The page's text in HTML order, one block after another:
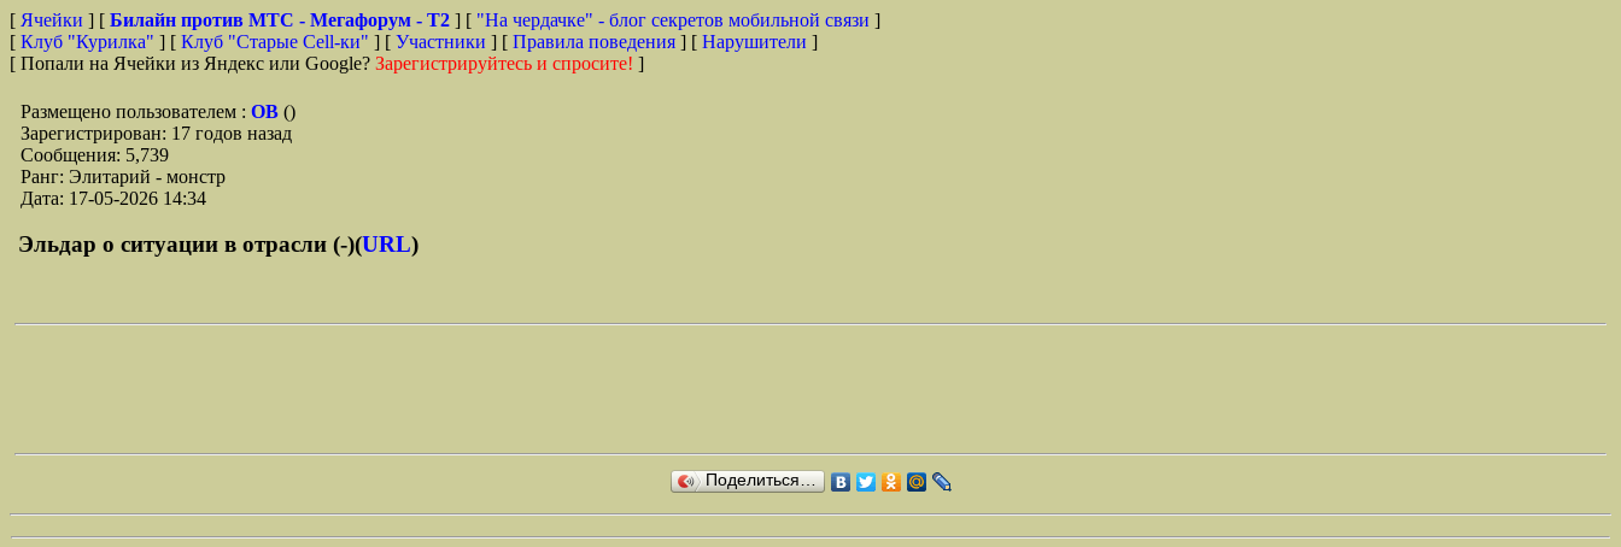
[ Ячейки ] [ Билайн против МТС - Мегафорум - T2 ] [ "На чердачке" - блог секретов мобильной связи ]
[ Клуб "Курилка" ] [ Клуб "Старые Сell-ки" ] [ Участники ] [ Правила поведения ] [ Нарушители ]
[ Попали на Ячейки из Яндекс или Google? Зарегистрируйтесь и спросите! ]
Размещено пользователем : ОВ ()
Зарегистрирован: 17 годов назад
Сообщения: 5,739
Ранг: Элитарий - монстр
Дата: 17-05-2026 14:34
Эльдар о ситуации в отрасли (-)(URL)
Поделиться…